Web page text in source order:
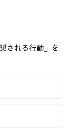
される行動」を